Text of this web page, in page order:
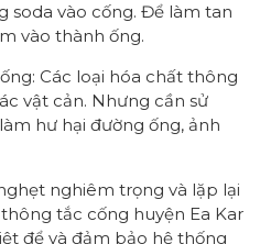
soda vào cống. Để làm tan
vào thành ống.
Các loại hóa chất thông
vật cản. Nhưng cần sử
hư hại đường ống, ảnh
nghiêm trọng và lặp lại
tắc cống huyện Ea Kar
để và đảm bảo hệ thống